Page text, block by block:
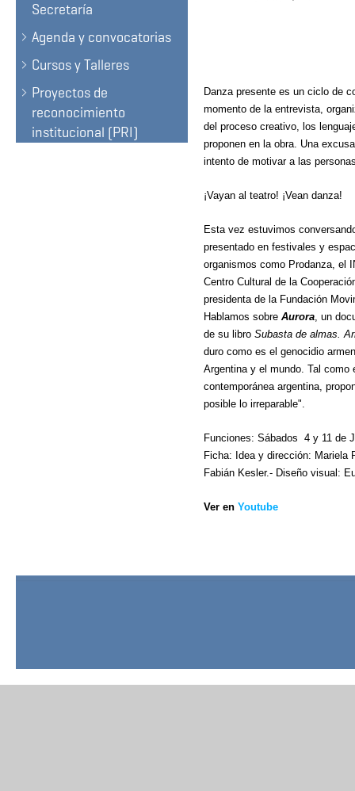
Secretaría
Agenda y convocatorias
Cursos y Talleres
Proyectos de
reconocimiento
institucional (PRI)
Danza presente es un ciclo de
momento de la entrevista,
del proceso creativo, los
proponen en la obra. Una
intento de motivar a las
¡Vayan al teatro! ¡Vean danza!
Esta vez estuvimos
presentado en festivales y
organismos como Prodanza, el
Centro Cultural de la
presidenta de la Fundación
Hablamos sobre Aurora, un
de su libro Subasta de almas.
duro como es el genocidio
Argentina y el mundo. Tal
contemporánea argentina,
posible lo irreparable".
Funciones: Sábados 4 y 11 de
Ficha: Idea y dirección: Mariela
Fabián Kesler.- Diseño visual:
Ver en Youtube